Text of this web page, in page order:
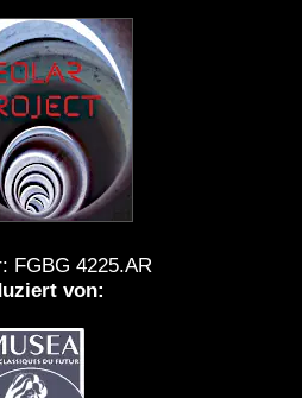
FGBG 4225.AR
von: